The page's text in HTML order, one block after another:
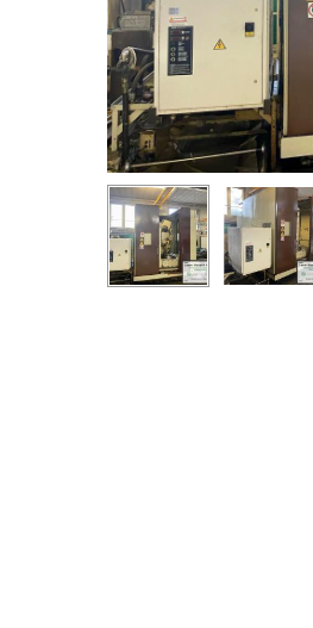
Drücken Sie die